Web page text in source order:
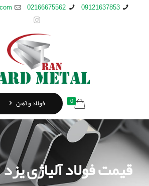
09121637853
02166675562
0 فولاد و آهن
قیمت فولاد آلیاژی یزد